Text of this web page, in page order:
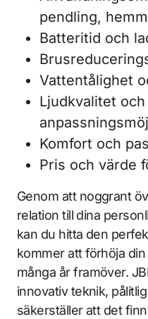
pendling,
Batteritid och
Vattentålighet
Ljudkvalitet och
Komfort och
Pris och värde
Genom att noggrant
relation till dina
kan du hitta den
kommer att förhöja
många år framöver.
innovativ teknik,
säkerställer att det